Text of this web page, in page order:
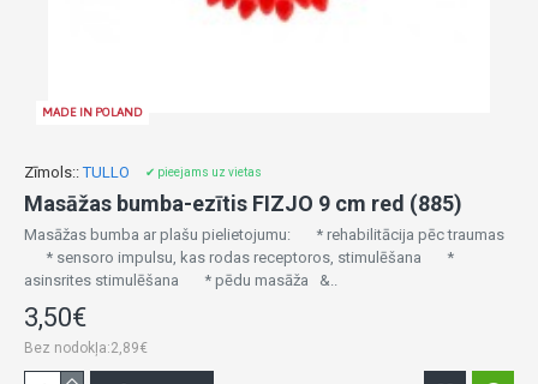
MADE IN POLAND
Zīmols:: TULLO ✔ pieejams uz vietas
Masāžas bumba-ezītis FIZJO 9 cm red (885)
Masāžas bumba ar plašu pielietojumu: * rehabilitācija pēc traumas
* sensoro impulsu, kas rodas receptoros, stimulēšana *
asinsrites stimulēšana * pēdu masāža &..
3,50€
Bez nodokļa:2,89€